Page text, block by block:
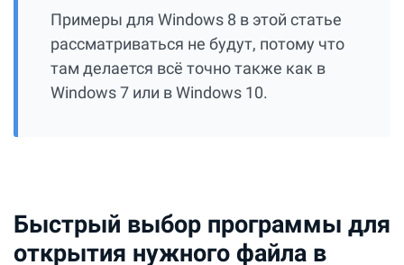
Примеры для Windows 8 в этой статье
рассматриваться не будут, потому что
там делается всё точно также как в
Windows 7 или в Windows 10.
Быстрый выбор программы для
открытия нужного файла в